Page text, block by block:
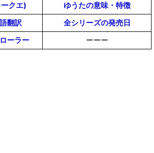
クエ)
ゆうたの意味・特徴
翻訳
全シリーズの発売日
ーラー
ーーー